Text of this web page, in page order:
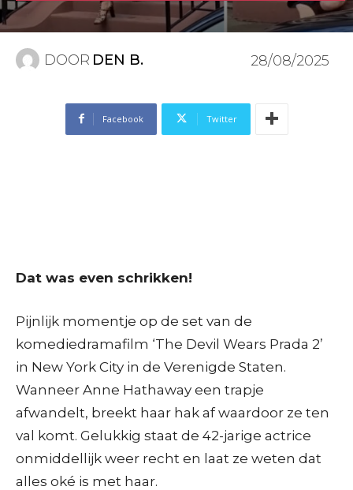
DOOR DEN B. 28/08/2025
Facebook Twitter
Dat was even schrikken!
Pijnlijk momentje op de set van de
komediedramafilm ‘The Devil Wears Prada 2’
in New York City in de Verenigde Staten.
Wanneer Anne Hathaway een trapje
afwandelt, breekt haar hak af waardoor ze ten
val komt. Gelukkig staat de 42-jarige actrice
onmiddellijk weer recht en laat ze weten dat
alles oké is met haar.